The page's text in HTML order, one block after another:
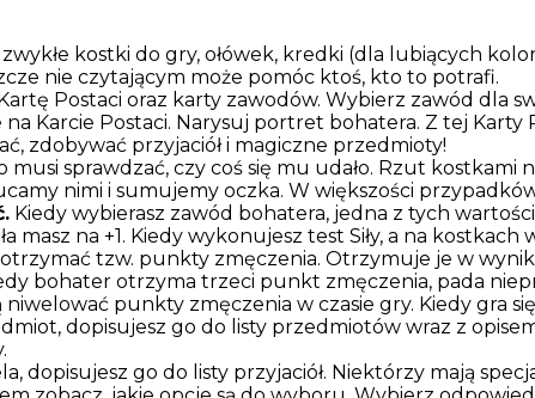
kostki do gry, ołówek, kredki (dla lubiących
nie czytającym może pomóc ktoś, kto to potrafi.
Postaci oraz karty zawodów. Wybierz zawód dla
Karcie Postaci. Narysuj portret bohatera. Z tej
zdobywać przyjaciół i magiczne przedmioty!
sprawdzać, czy coś się mu udało. Rzut kostkami
nimi i sumujemy oczka. W większości
Kiedy wybierasz zawód bohatera, jedna z tych
masz na +1. Kiedy wykonujesz test Siły, a na
tzw. punkty zmęczenia. Otrzymuje je w
bohater otrzyma trzeci punkt zmęczenia, pada
punkty zmęczenia w czasie gry. Kiedy gra
dopisujesz go do listy przedmiotów wraz z
dopisujesz go do listy przyjaciół. Niektórzy mają